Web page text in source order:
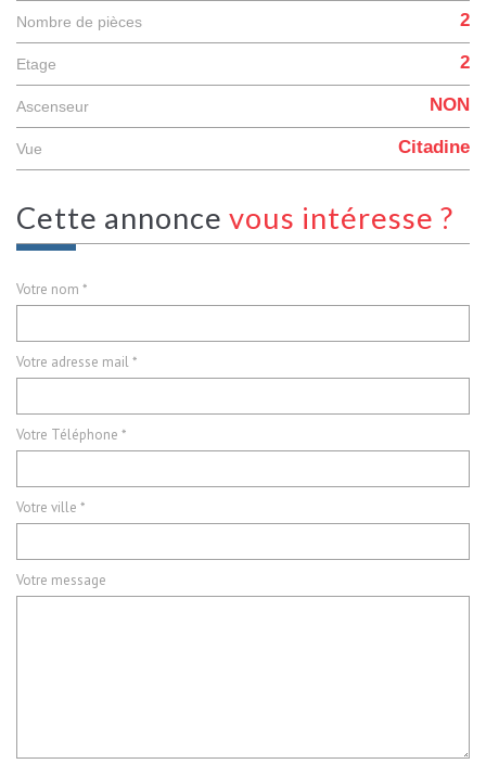
Nombre de pièces 2
Etage 2
Ascenseur NON
Vue Citadine
cette annonce vous intéresse ?
Votre nom *
Votre adresse mail *
Votre Téléphone *
Votre ville *
Votre message